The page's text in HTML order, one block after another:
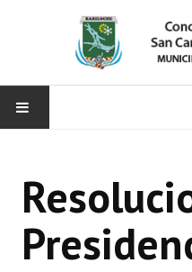
CONCEJO
Bloques Políticos